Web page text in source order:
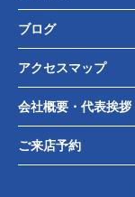
ブログ
アクセスマップ
会社概要・代表挨拶
ご来店予約